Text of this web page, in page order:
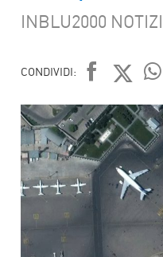
INBLU2000
CONDIVIDI: